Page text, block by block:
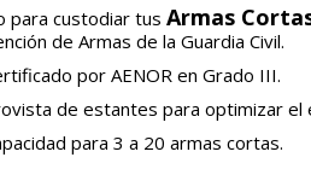
para custodiar tusArmas
de Armas de la Guardia Civil.
por AENOR en Grado III.
de estantes para optimizar el
para 3 a 20 armas cortas.